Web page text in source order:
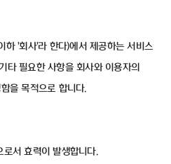
하 '회사'라 한다)에서 제공하는 서비스
타 필요한 사항을 회사와 이용자의
을 목적으로 합니다.
서 효력이 발생합니다.